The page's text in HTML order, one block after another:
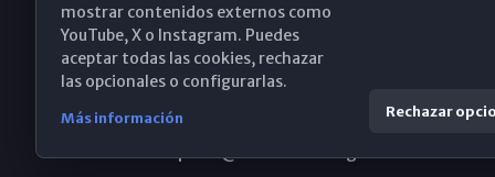
Santa María, 18-20. 29015 Málaga
(+34) 952 224 386
mostrar contenidos externos como
YouTube, X o Instagram. Puedes
aceptar todas las cookies, rechazar
las opcionales o configurarlas.
Más información Rechazar